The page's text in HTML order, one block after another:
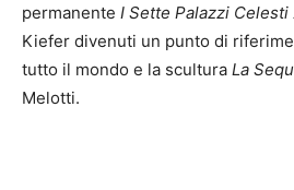
permanente I Sette Palazzi
Kiefer divenuti un punto di
tutto il mondo e la scultura La
Melotti.